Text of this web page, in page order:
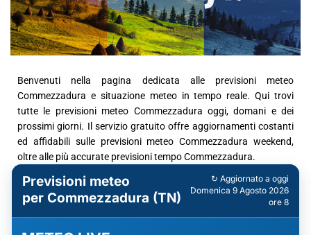
Benvenuti nella pagina dedicata alle previsioni meteo
Commezzadura e situazione meteo in tempo reale. Qui trovi
tutte le previsioni meteo Commezzadura oggi, domani e dei
prossimi giorni. Il servizio gratuito offre aggiornamenti costanti
ed affidabili sulle previsioni meteo Commezzadura weekend,
oltre alle più accurate previsioni tempo Commezzadura.
Previsioni meteo
per Commezzadura (TN)
↻ Aggiornato a oggi
Domenica 9 Agosto 2026
ore 8